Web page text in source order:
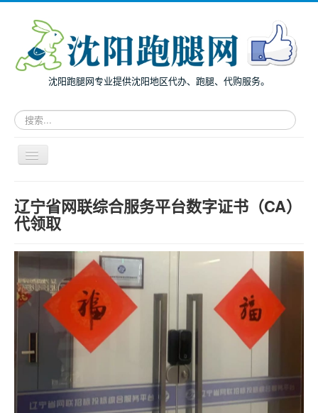
沈阳跑腿网专业提供沈阳地区代办、跑腿、代购服务。
请
输
键
索
跑
腿
务
导
航
关
面向个人
服务指南
兔度动态
跑腿网店
辽宁省网联综合服务平台数字证书（CA）
代领取